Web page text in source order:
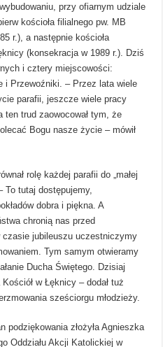
przy ofiarnym udziale
kościoła filialnego pw. MB
r.), a następnie kościoła
(konsekracja w 1989 r.). Dziś
i cztery miejscowości:
i Przewoźniki. – Przez lata wiele
parafii, jeszcze wiele pracy
ten trud zaowocował tym, że
Bogu nasze życie – mówił
rolę każdej parafii do „małej
To tutaj dostępujemy,
dobra i piękna. A
chronią nas przed
czasie jubileuszu uczestniczymy
Tym samym otwieramy
Ducha Świętego. Dzisiaj
w Łęknicy – dodał tuż
sześciorgu młodzieży.
podziękowania złożyła Agnieszka
Oddziału Akcji Katolickiej w